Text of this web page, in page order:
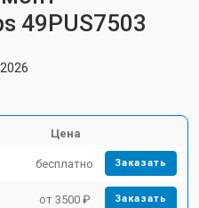
49PUS7503
Цена
бесплатно Заказать
от 3500 ₽ Заказать